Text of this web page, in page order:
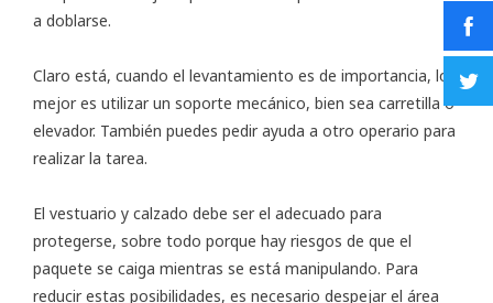
a doblarse.
Claro está, cuando el levantamiento es de importancia, lo
mejor es utilizar un soporte mecánico, bien sea carretilla o
elevador. También puedes pedir ayuda a otro operario para
realizar la tarea.
El vestuario y calzado debe ser el adecuado para
protegerse, sobre todo porque hay riesgos de que el
paquete se caiga mientras se está manipulando. Para
reducir estas posibilidades, es necesario despejar el área